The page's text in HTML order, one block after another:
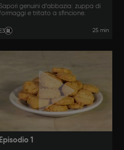
genuini d’abbazia: zuppa di
e tritato a sfincione.
E3 25 min
Episodio 1